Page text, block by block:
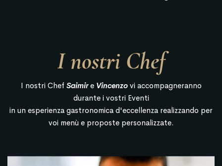
I nostri Chef
I nostri Chef Saimire Vincenzovi accompagneranno
durante i vostri Eventi
in un esperienza gastronomica d'eccellenza realizzando per
voi menù e proposte personalizzate.